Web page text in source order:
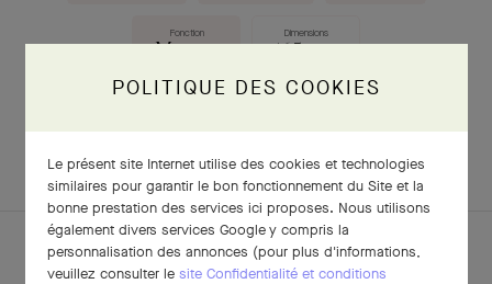
Fonction Dimensions
TÉLÉCHARGER LA FICHE
POLITIQUE DES COOKIES
Le présent site Internet utilise des cookies et technologies
similaires pour garantir le bon fonctionnement du Site et la
bonne prestation des services ici proposes. Nous utilisons
également divers services Google y compris la
personnalisation des annonces (pour plus d'informations,
veuillez consulter le site Confidentialité et conditions